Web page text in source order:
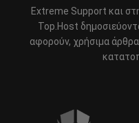
Extreme Support και
Top.Host
αφορούν, χρήσιμα